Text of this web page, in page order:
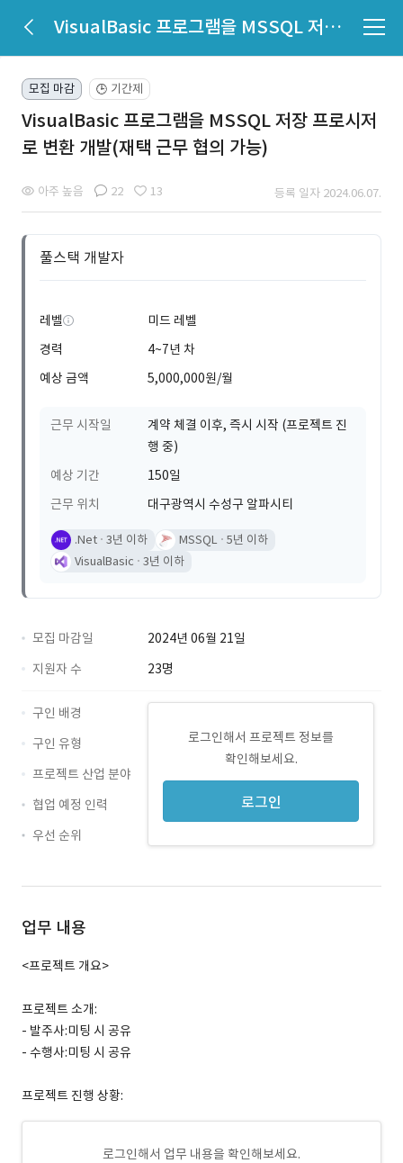
VisualBasic 프로그램을 MSSQL 저장 프로시저로 변환 개발(재택 근무 협의 가능)
모집 마감 🕒 기간제
VisualBasic 프로그램을 MSSQL 저장 프로시저
로 변환 개발(재택 근무 협의 가능)
아주 높음 22 13 등록 일자 2024.06.07.
풀스택 개발자
레벨
미드 레벨
경력
4~7년 차
예상 금액
5,000,000원/월
근무 시작일
계약 체결 이후, 즉시 시작 (프로젝트 진
행 중)
예상 기간
150일
근무 위치
대구광역시 수성구 알파시티
.Net 3년 이하 MSSQL 5년 이하
VisualBasic
3년 이하
모집 마감일
2024년 06월 21일
지원자 수
23명
로그인해서 프로젝트 정보를
확인해보세요.
로그인
구인 배경
구인 유형
프로젝트 산업 분야
협업 예정 인력
우선 순위
업무 내용
<프로젝트 개요>
프로젝트 소개:
- 발주사:미팅 시 공유
- 수행사:미팅 시 공유
프로젝트 진행 상황:
로그인해서 업무 내용을 확인해보세요.